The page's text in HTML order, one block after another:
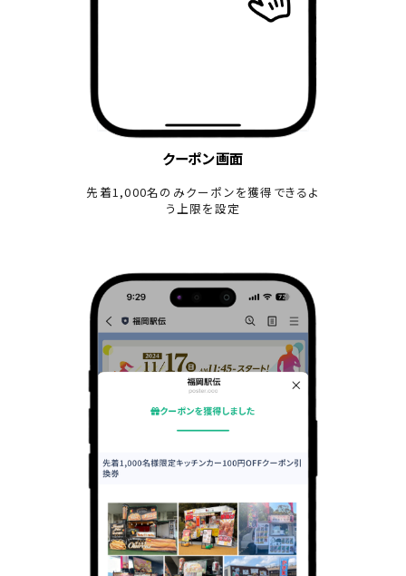
クーポン画面
先着1,000名のみクーポンを獲得できるよ
う上限を設定